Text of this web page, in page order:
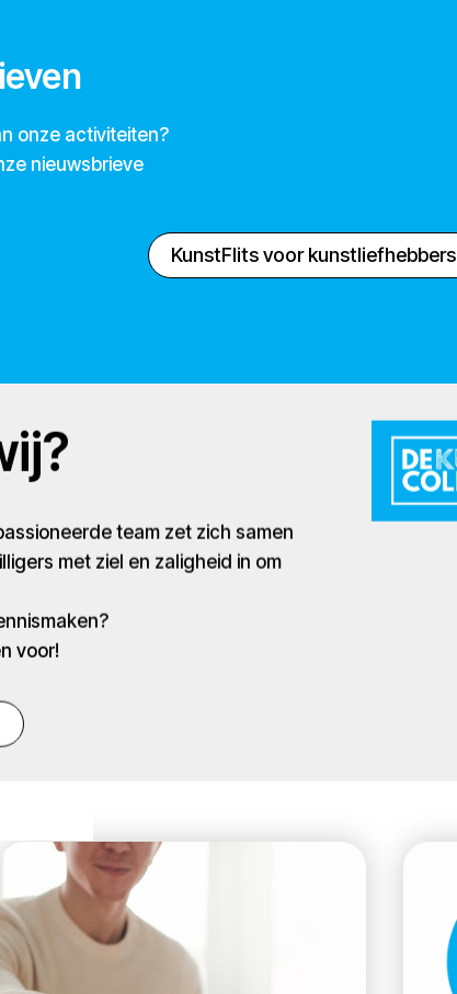
onze activiteiten?
nieuwsbrieve
KunstFlits voor kunstliefhebbers
team zet zich samen
met ziel en zaligheid in om
voor!